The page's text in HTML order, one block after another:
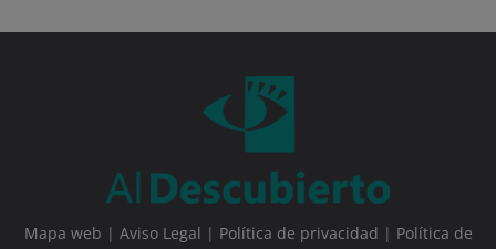
Mapa web | Aviso Legal | Política de privacidad | Política de